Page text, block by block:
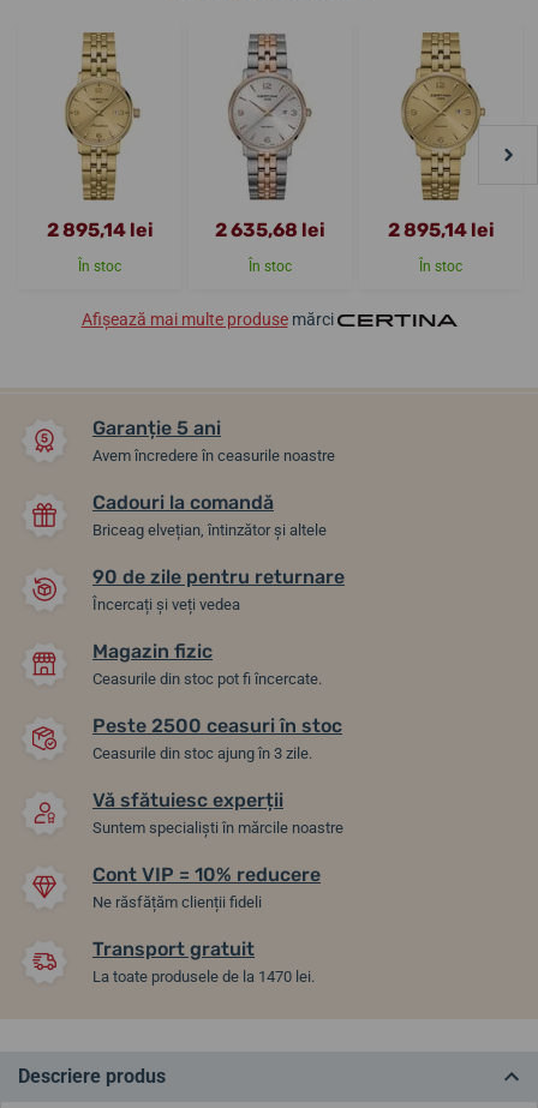
2 895,14 lei
În stoc
2 635,68 lei
În stoc
2 895,14 lei
În stoc
Afișează mai multe produsemărci
Garanție 5 ani
Avem încredere în ceasurile noastre
Cadouri la comandă
Briceag elvețian, întinzător și altele
90 de zile pentru returnare
Încercați și veți vedea
Magazin fizic
Ceasurile din stoc pot fi încercate.
Peste 2500 ceasuri în stoc
Ceasurile din stoc ajung în 3 zile.
Vă sfătuiesc experții
Suntem specialiști în mărcile noastre
Cont VIP = 10% reducere
Ne răsfățăm clienții fideli
Transport gratuit
La toate produsele de la 1470 lei.
Descriere produs